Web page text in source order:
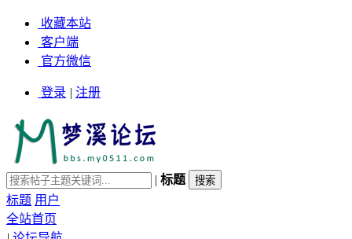
收藏本站
客户端
官方微信
登录 | 注册
| 标题
标题 用户
全站首页